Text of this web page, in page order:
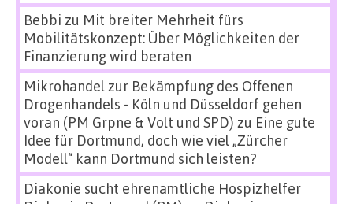
Bebbi zu Mit breiter Mehrheit fürs
Mobilitätskonzept: Über Möglichkeiten der
Finanzierung wird beraten
Mikrohandel zur Bekämpfung des Offenen
Drogenhandels - Köln und Düsseldorf gehen
voran (PM Grpne & Volt und SPD) zu Eine gute
Idee für Dortmund, doch wie viel „Zürcher
Modell“ kann Dortmund sich leisten?
Diakonie sucht ehrenamtliche Hospizhelfer